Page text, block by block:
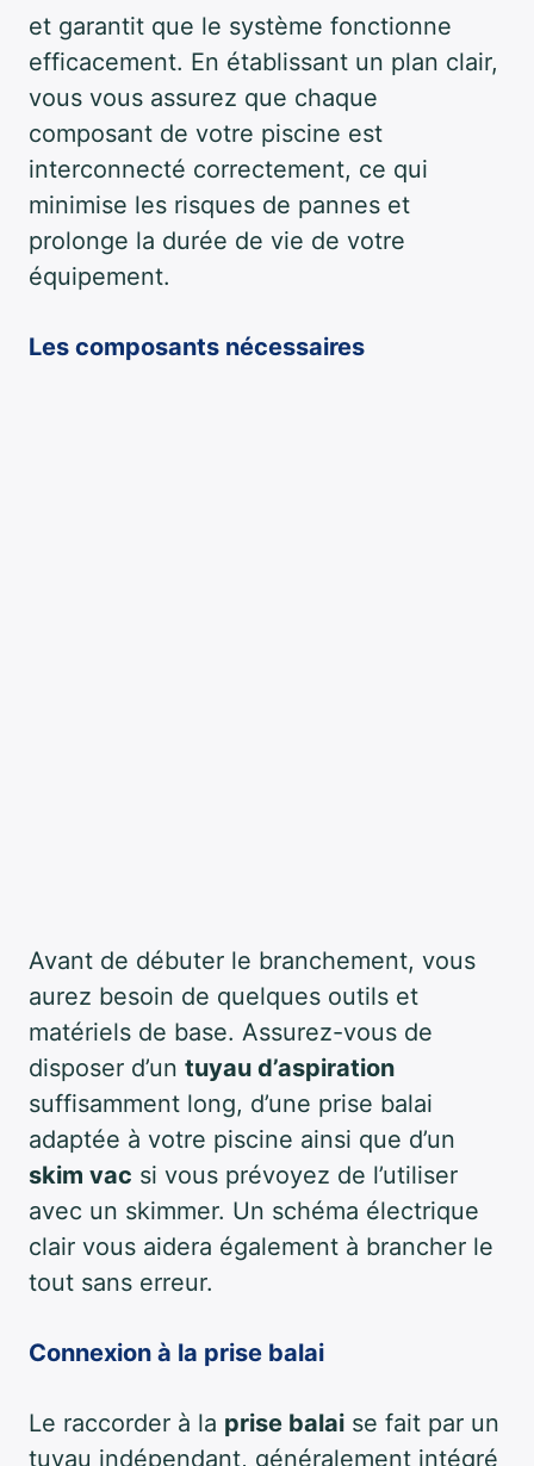
et garantit que le système fonctionne
efficacement. En établissant un plan clair,
vous vous assurez que chaque
composant de votre piscine est
interconnecté correctement, ce qui
minimise les risques de pannes et
prolonge la durée de vie de votre
équipement.
Les composants nécessaires
Avant de débuter le branchement, vous
aurez besoin de quelques outils et
matériels de base. Assurez-vous de
disposer d’un tuyau d’aspiration
suffisamment long, d’une prise balai
adaptée à votre piscine ainsi que d’un
skim vac si vous prévoyez de l’utiliser
avec un skimmer. Un schéma électrique
clair vous aidera également à brancher le
tout sans erreur.
Connexion à la prise balai
Le raccorder à la prise balai se fait par un
tuyau indépendant, généralement intégré